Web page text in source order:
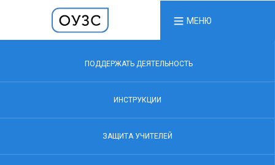
МЕНЮ
ПОДДЕРЖАТЬ ДЕЯТЕЛЬНОСТЬ
ИНСТРУКЦИИ
ЗАЩИТА УЧИТЕЛЕЙ